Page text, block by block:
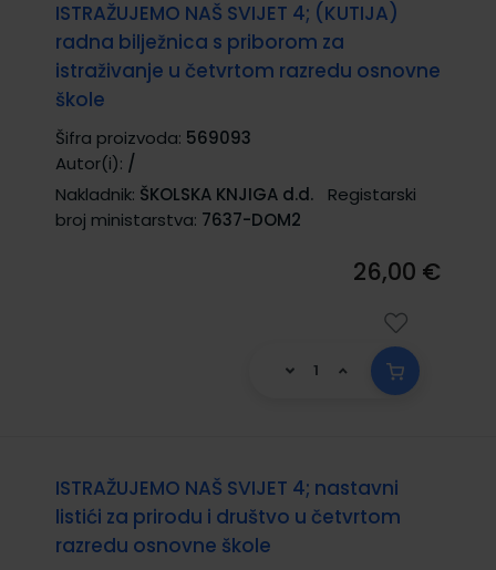
ISTRAŽUJEMO NAŠ SVIJET 4; (KUTIJA)
radna bilježnica s priborom za
istraživanje u četvrtom razredu osnovne
škole
Šifra proizvoda: 569093
Autor(i): /
Nakladnik: ŠKOLSKA KNJIGA d.d.
Registarski
broj ministarstva: 7637-DOM2
26,00 €
ISTRAŽUJEMO NAŠ SVIJET 4; nastavni
listići za prirodu i društvo u četvrtom
razredu osnovne škole